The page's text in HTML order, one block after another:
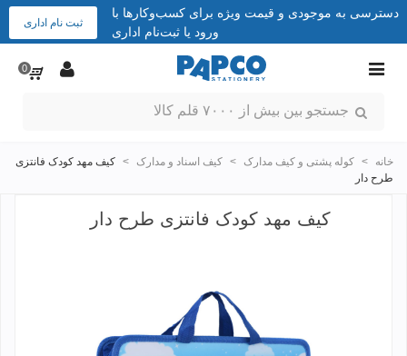
دسترسی به موجودی و قیمت ویژه برای کسب‌وکارها با
ورود یا ثبت‌نام اداری
ثبت نام اداری
0
خانه > کوله پشتی و کیف مدارک > کیف اسناد و مدارک > کیف مهد کودک فانتزی
طرح دار
کیف مهد کودک فانتزی طرح دار